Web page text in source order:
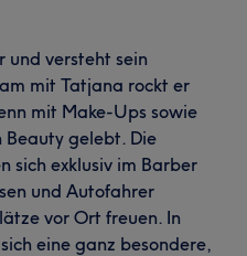
und versteht sein
mit Tatjana rockt er
mit Make-Ups sowie
Beauty gelebt. Die
sich exklusiv im Barber
und Autofahrer
vor Ort freuen. In
eine ganz besondere,